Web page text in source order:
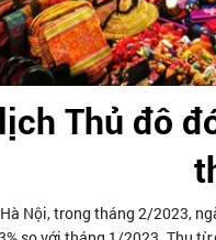
Thủ đô
Nội, trong tháng 2/2023,